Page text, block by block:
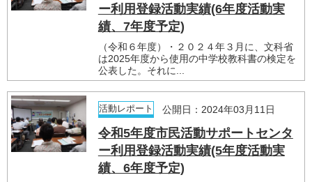
ー利用登録活動実績(6年度活動実
績、7年度予定)
（令和６年度）・２０２４年３月に、文科省
は2025年度から使用の中学校教科書の検定を
公表した。それに...
活動レポート 公開日：2024年03月11日
令和5年度市民活動サポートセンタ
ー利用登録活動実績(5年度活動実
績、6年度予定)